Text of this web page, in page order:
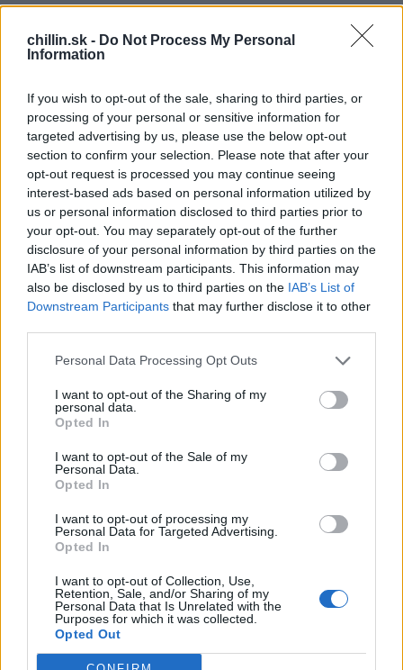
chillin.sk - Do Not Process My Personal
Information
If you wish to opt-out of the sale, sharing to third parties, or
processing of your personal or sensitive information for
targeted advertising by us, please use the below opt-out
section to confirm your selection. Please note that after your
opt-out request is processed you may continue seeing
interest-based ads based on personal information utilized by
us or personal information disclosed to third parties prior to
your opt-out. You may separately opt-out of the further
disclosure of your personal information by third parties on the
IAB’s list of downstream participants. This information may
also be disclosed by us to third parties on the IAB’s List of
Downstream Participants that may further disclose it to other
Personal Data Processing Opt Outs
I want to opt-out of the Sharing of my
personal data.
Opted In
I want to opt-out of the Sale of my
Personal Data.
Opted In
I want to opt-out of processing my
Personal Data for Targeted Advertising.
Opted In
I want to opt-out of Collection, Use,
Retention, Sale, and/or Sharing of my
Personal Data that Is Unrelated with the
Purposes for which it was collected.
Opted Out
M
už na videu je nevlastný otec malého,
trojročného dievčatka, s ktorou mal ísť do
hotelového bazéna, keď mamička odpočívala
na izbe. Lenže namiesto toho, aby s ňou
strávil pekné popoludnie na dovolenke, urobil jej
namiesto toho posledný deň jej života.
Najskôr ju hodil do bazéna, a aj keď videl, že sa malé
dievčatko topí, len chodil okolo a odmietal jej pomôcť.
Krátko po skončení videa, ktoré uvidíte nižšie, malá
umrela. Muž dostal za tento hrozný čin 40 rokov
Varujeme, že v nasledujúcom videu sú zábery, ktoré
https://www.youtube.com/watch?v=CoBYewQrIAU
Prečítajte si aj
Dôverujte si, rozprávajte sa a užívajte si: 6 tipov, ako mať z intímneho
zblíženia intenzívnejší pôžitok
22. septembra 2025
S
e
h
f
o
r
: